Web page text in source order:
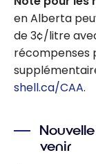
2026
cartes de
crédit
Scène+ -
Août 2026
en Alberta
de 3¢/litre
récompenses
shell.ca/CAA.
venir